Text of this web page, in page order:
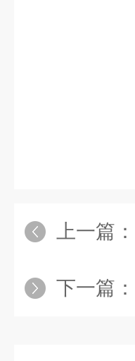
上一篇：
下一篇：